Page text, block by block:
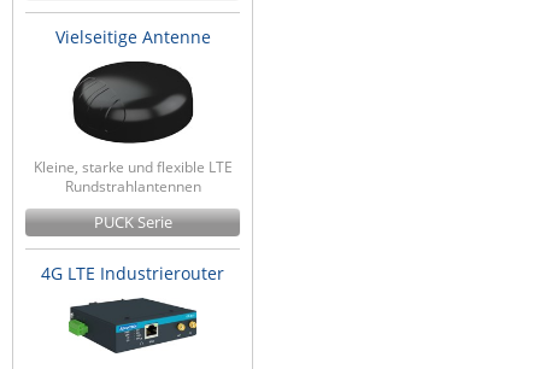
Vielseitige Antenne
Kleine, starke und flexible LTE
Rundstrahlantennen
PUCK Serie
4G LTE Industrierouter